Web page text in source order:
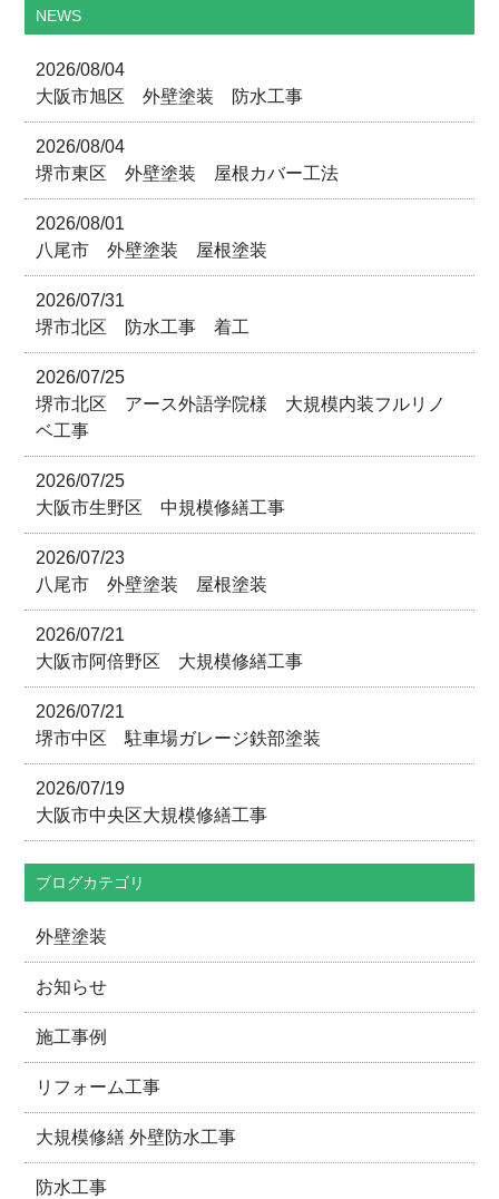
NEWS
2026/08/04
大阪市旭区 外壁塗装 防水工事
2026/08/04
堺市東区 外壁塗装 屋根カバー工法
2026/08/01
八尾市 外壁塗装 屋根塗装
2026/07/31
堺市北区 防水工事 着工
2026/07/25
堺市北区 アース外語学院様 大規模内装フルリノ
ベ工事
2026/07/25
大阪市生野区 中規模修繕工事
2026/07/23
八尾市 外壁塗装 屋根塗装
2026/07/21
大阪市阿倍野区 大規模修繕工事
2026/07/21
堺市中区 駐車場ガレージ鉄部塗装
2026/07/19
大阪市中央区大規模修繕工事
ブログカテゴリ
外壁塗装
お知らせ
施工事例
リフォーム工事
大規模修繕 外壁防水工事
防水工事